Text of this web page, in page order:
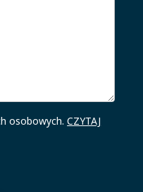
osobowych.CZYTAJ